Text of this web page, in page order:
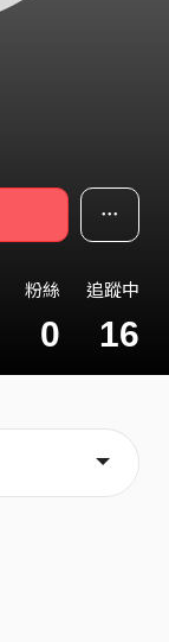
粉絲
0
追蹤中
16